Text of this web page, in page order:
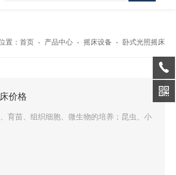
置： 首页 - 产品中心 - 摇床设备 - 卧式光照摇床
价格
育苗、组织细胞、微生物的培养；昆虫、小